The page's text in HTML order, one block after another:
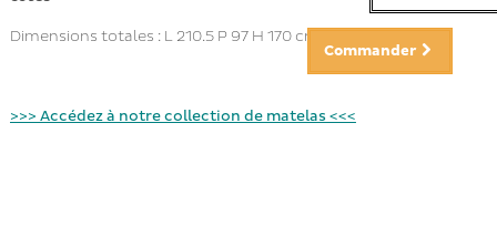
Commander
Dimensions totales : L 210.5 P 97 H 170 cm
>>> Accédez à notre collection de matelas <<<